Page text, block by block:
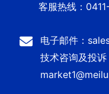
客服热线：
电子邮件：
技术咨询及投